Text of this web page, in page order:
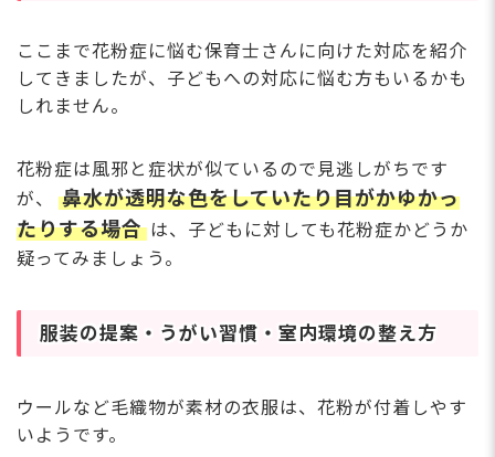
ここまで花粉症に悩む保育士さんに向けた対応を紹介
してきましたが、子どもへの対応に悩む方もいるかも
しれません。
花粉症は風邪と症状が似ているので見逃しがちです
が、
鼻水が透明な色をしていたり目がかゆかっ
たりする場合 は、子どもに対しても花粉症かどうか
疑ってみましょう。
服装の提案・うがい習慣・室内環境の整え方
ウールなど毛織物が素材の衣服は、花粉が付着しやす
いようです。